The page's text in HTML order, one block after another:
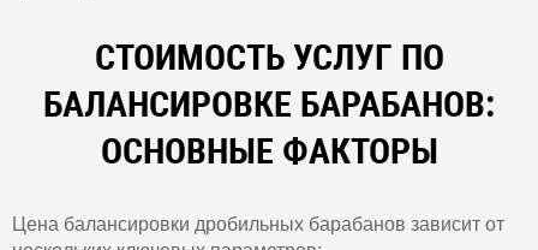
СТОИМОСТЬ УСЛУГ ПО
БАЛАНСИРОВКЕ БАРАБАНОВ:
ОСНОВНЫЕ ФАКТОРЫ
Цена балансировки дробильных барабанов зависит от